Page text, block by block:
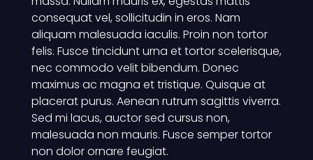
consequat vel, sollicitudin in eros. Nam
aliquam malesuada iaculis. Proin non tortor
felis. Fusce tincidunt urna et tortor scelerisque,
nec commodo velit bibendum. Donec
maximus ac magna et tristique. Quisque at
placerat purus. Aenean rutrum sagittis viverra.
Sed mi lacus, auctor sed cursus non,
malesuada non mauris. Fusce semper tortor
non dolor ornare feugiat.